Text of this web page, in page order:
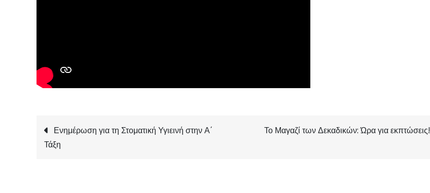
Πλοήγηση
Ενημέρωση για τη Στοματική Υγιεινή στην Α΄
Τάξη
Το Μαγαζί των Δεκαδικών: Ώρα για εκπτώσεις!